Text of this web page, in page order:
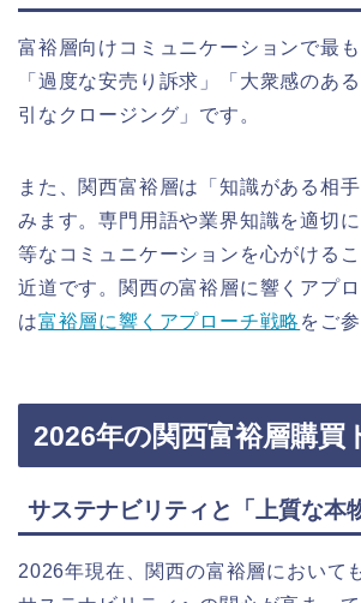
富裕層向けコミュニケーションで最
「過度な安売り訴求」「大衆感のあ
引なクロージング」です。
また、関西富裕層は「知識がある相
みます。専門用語や業界知識を適切
等なコミュニケーションを心がける
近道です。関西の富裕層に響くアプ
は富裕層に響くアプローチ戦略 をご
2026年の関西富裕層購買
サステナビリティと「上質な本
2026年現在、関西の富裕層において